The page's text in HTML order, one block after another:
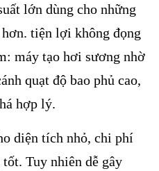
lớn dùng cho những
tiện lợi không đọng
máy tạo hơi sương nhờ
quạt độ bao phủ cao,
hợp lý.
diện tích nhỏ, chi phí
Tuy nhiên dễ gây